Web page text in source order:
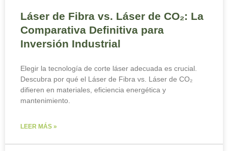
Láser de Fibra vs. Láser de CO₂: La
Comparativa Definitiva para
Inversión Industrial
Elegir la tecnología de corte láser adecuada es crucial.
Descubra por qué el Láser de Fibra vs. Láser de CO₂
difieren en materiales, eficiencia energética y
mantenimiento.
LEER MÁS »